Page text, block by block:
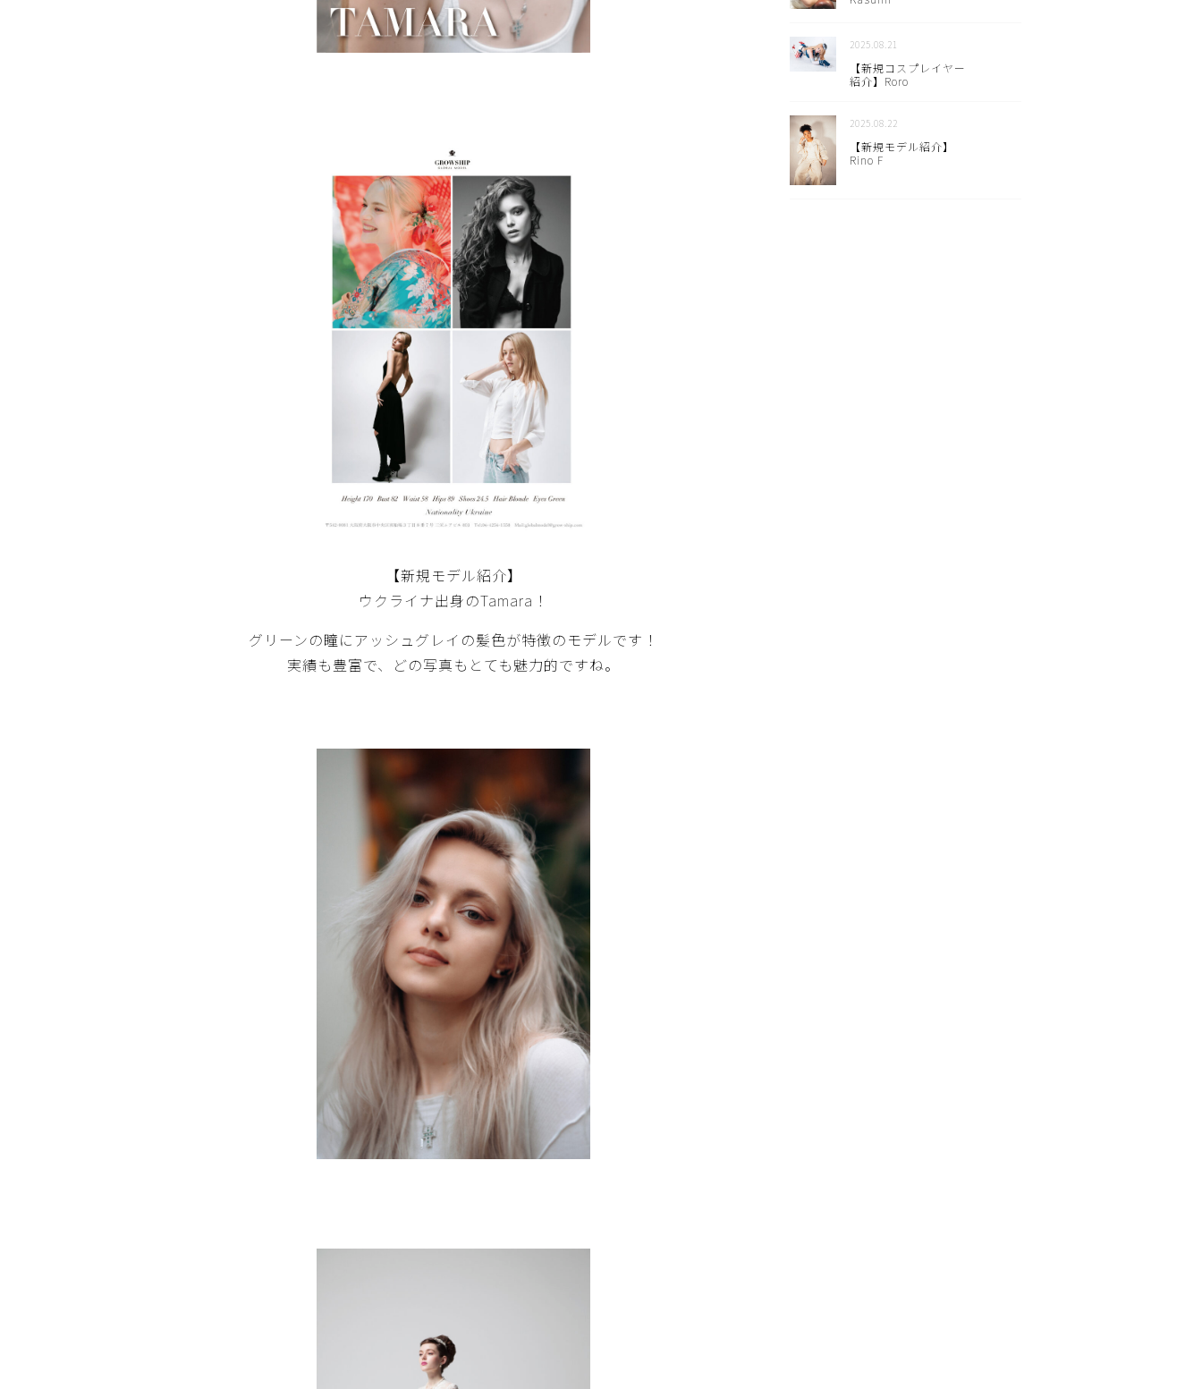
【新規モデル紹介】
ウクライナ出身のTamara！
グリーンの瞳にアッシュグレイの髪色が特徴のモデルです！
実績も豊富で、どの写真もとても魅力的ですね。
2025.08.21
【新規コスプレイヤー
紹介】Roro
2025.08.22
【新規モデル紹介】
Rino F